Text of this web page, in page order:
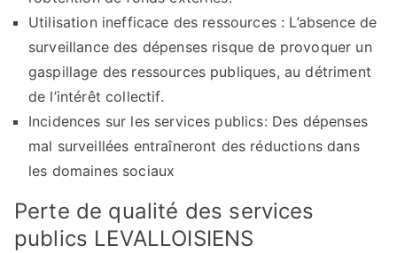
Utilisation inefficace des ressources : L’absence de
surveillance des dépenses risque de provoquer un
gaspillage des ressources publiques, au détriment
de l’intérêt collectif.
Incidences sur les services publics: Des dépenses
mal surveillées entraîneront des réductions dans
les domaines sociaux
Perte de qualité des services
publics LEVALLOISIENS